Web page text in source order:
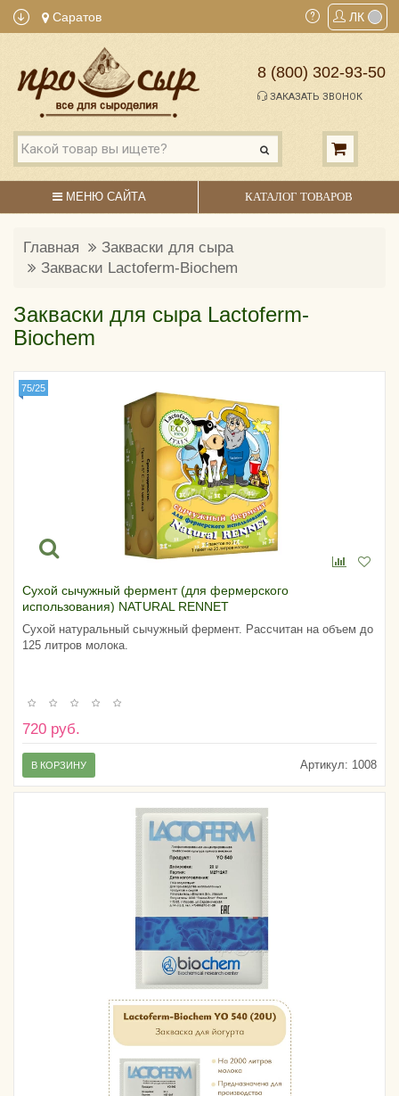
Саратов ЛК
8 (800) 302-93-50
ЗАКАЗАТЬ ЗВОНОК
МЕНЮ САЙТА КАТАЛОГ ТОВАРОВ
Главная
Закваски для сыра
Закваски Lactoferm-Biochem
Закваски для сыра Lactoferm-
Biochem
75/25
Сухой сычужный фермент (для фермерского
использования) NATURAL RENNET
Сухой натуральный сычужный фермент. Рассчитан на объем до
125 литров молока.
720 руб.
Артикул: 1008
В КОРЗИНУ